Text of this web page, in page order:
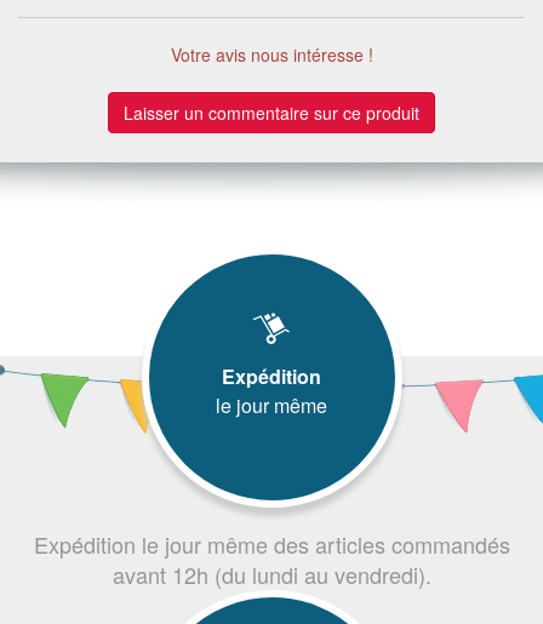
Votre avis nous intéresse !
Laisser un commentaire sur ce produit
Expédition
le jour même
Expédition le jour même des articles commandés
avant 12h (du lundi au vendredi).